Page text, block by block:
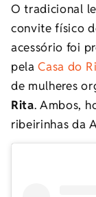
O tradicional
convite físico
acessório foi
pelaCasa do
de mulheres
Rita. Ambos,
ribeirinhas da